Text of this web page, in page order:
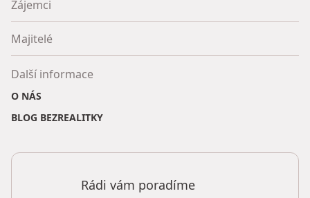
Zájemci
Majitelé
Další informace
O NÁS
BLOG BEZREALITKY
Rádi vám poradíme